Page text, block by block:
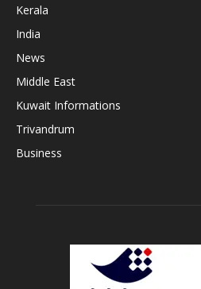
Kerala
India
News
Middle East
Kuwait Informations
Trivandrum
Business